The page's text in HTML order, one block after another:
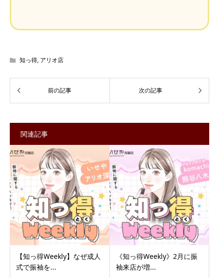
知っ得, アリオ店
関連記事
【知っ得Weekly】なぜ成人
式で振袖を...
《知っ得Weekly》2月に振
袖来店が増...